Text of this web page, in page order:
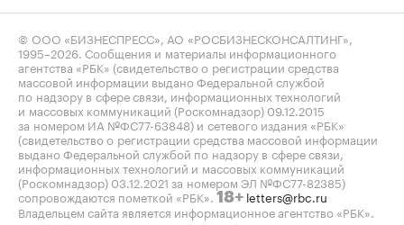
© ООО «БИЗНЕСПРЕСС», АО «РОСБИЗНЕСКОНСАЛТИНГ»,
1995–2026 . Сообщения и материалы информационного
агентства «РБК» (свидетельство о регистрации средства
массовой информации выдано Федеральной службой
по надзору в сфере связи, информационных технологий
и массовых коммуникаций (Роскомнадзор) 09.12.2015
за номером ИА №ФС77-63848) и сетевого издания «РБК»
(свидетельство о регистрации средства массовой информации
выдано Федеральной службой по надзору в сфере связи,
информационных технологий и массовых коммуникаций
(Роскомнадзор) 03.12.2021 за номером ЭЛ №ФС77-82385)
сопровождаются пометкой «РБК». 18+ letters@rbc.ru
Владельцем сайта является информационное агентство «РБК».